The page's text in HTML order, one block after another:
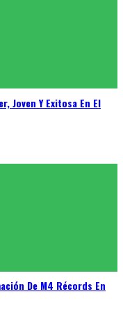
Joven Y Exitosa En El
De M4 Récords En